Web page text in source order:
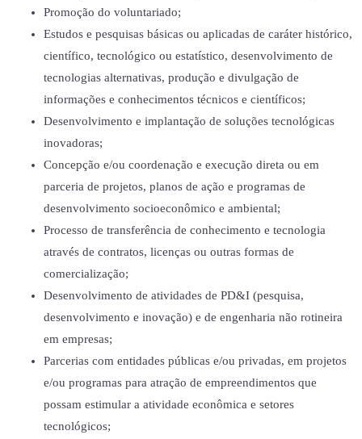
Promoção do voluntariado;
Estudos e pesquisas básicas ou aplicadas de caráter histórico,
científico, tecnológico ou estatístico, desenvolvimento de
tecnologias alternativas, produção e divulgação de
informações e conhecimentos técnicos e científicos;
Desenvolvimento e implantação de soluções tecnológicas
inovadoras;
Concepção e/ou coordenação e execução direta ou em
parceria de projetos, planos de ação e programas de
desenvolvimento socioeconômico e ambiental;
Processo de transferência de conhecimento e tecnologia
através de contratos, licenças ou outras formas de
comercialização;
Desenvolvimento de atividades de PD&I (pesquisa,
desenvolvimento e inovação) e de engenharia não rotineira
em empresas;
Parcerias com entidades públicas e/ou privadas, em projetos
e/ou programas para atração de empreendimentos que
possam estimular a atividade econômica e setores
tecnológicos;